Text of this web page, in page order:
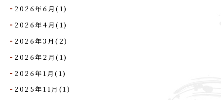
2026年6月(1)
2026年4月(1)
2026年3月(2)
2026年2月(1)
2026年1月(1)
2025年11月(1)